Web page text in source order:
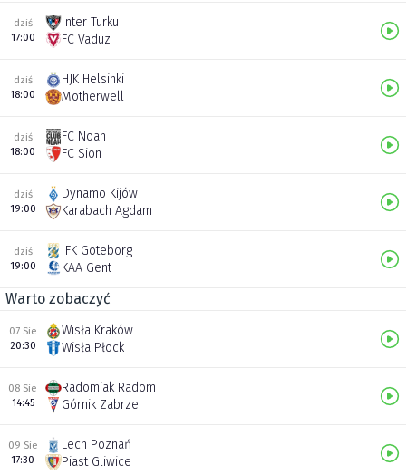
dziś
17:00
Inter Turku
FC Vaduz
dziś
18:00
HJK Helsinki
Motherwell
dziś
18:00
FC Noah
FC Sion
dziś
19:00
Dynamo Kijów
Karabach Agdam
dziś
19:00
IFK Goteborg
KAA Gent
Warto zobaczyć
07 Sie
20:30
Wisła Kraków
Wisła Płock
08 Sie
14:45
Radomiak Radom
Górnik Zabrze
09 Sie
17:30
Lech Poznań
Piast Gliwice